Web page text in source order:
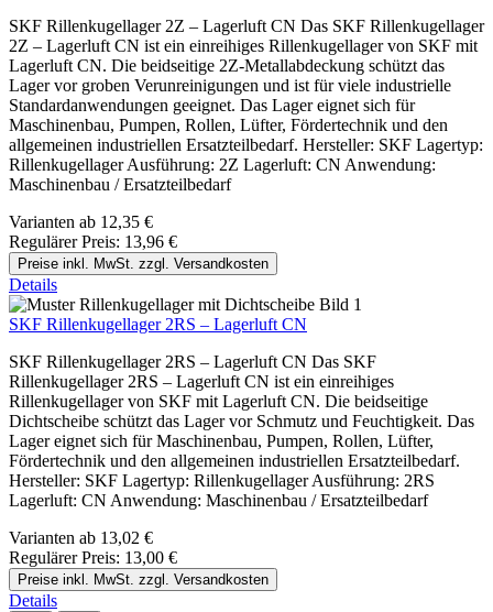
SKF Rillenkugellager 2Z – Lagerluft CN Das SKF Rillenkugellager
2Z – Lagerluft CN ist ein einreihiges Rillenkugellager von SKF mit
Lagerluft CN. Die beidseitige 2Z-Metallabdeckung schützt das
Lager vor groben Verunreinigungen und ist für viele industrielle
Standardanwendungen geeignet. Das Lager eignet sich für
Maschinenbau, Pumpen, Rollen, Lüfter, Fördertechnik und den
allgemeinen industriellen Ersatzteilbedarf. Hersteller: SKF Lagertyp:
Rillenkugellager Ausführung: 2Z Lagerluft: CN Anwendung:
Maschinenbau / Ersatzteilbedarf
Varianten ab 12,35 €
Regulärer Preis: 13,96 €
Preise inkl. MwSt. zzgl. Versandkosten
Details
SKF Rillenkugellager 2RS – Lagerluft CN
SKF Rillenkugellager 2RS – Lagerluft CN Das SKF
Rillenkugellager 2RS – Lagerluft CN ist ein einreihiges
Rillenkugellager von SKF mit Lagerluft CN. Die beidseitige
Dichtscheibe schützt das Lager vor Schmutz und Feuchtigkeit. Das
Lager eignet sich für Maschinenbau, Pumpen, Rollen, Lüfter,
Fördertechnik und den allgemeinen industriellen Ersatzteilbedarf.
Hersteller: SKF Lagertyp: Rillenkugellager Ausführung: 2RS
Lagerluft: CN Anwendung: Maschinenbau / Ersatzteilbedarf
Varianten ab 13,02 €
Regulärer Preis: 13,00 €
Preise inkl. MwSt. zzgl. Versandkosten
Details